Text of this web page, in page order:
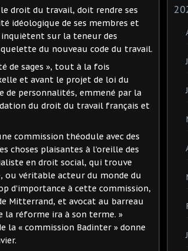
droit du travail, doit rendre ses
idéologique de ses membres et
sur la teneur des
du nouveau code du travail.
de sages », tout à la fois
et avant le projet de loi du
de personnalités, emmené par la
du droit du travail français et
commission théodule avec des
choses plaisantes à l’oreille des
en droit social, qui trouve
ou véritable acteur du monde du
d’importance à cette commission,
Mitterrand, et avocat au barreau
la réforme ira à son terme. »
la « commission Badinter » donne